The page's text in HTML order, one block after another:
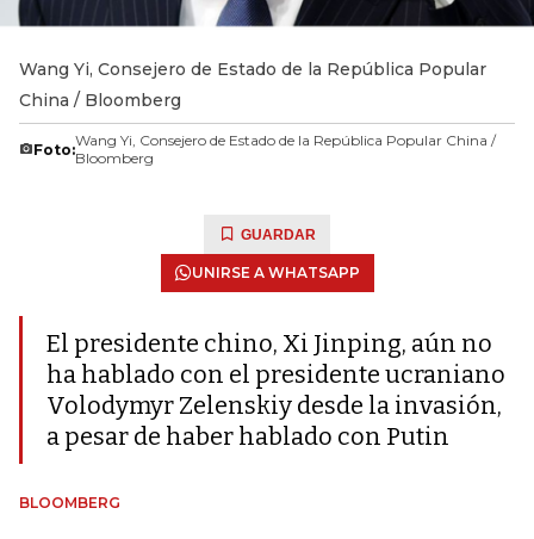
Wang Yi, Consejero de Estado de la República Popular
China / Bloomberg
Foto:Wang Yi, Consejero de Estado de la República Popular China /
Bloomberg
GUARDAR
UNIRSE A WHATSAPP
El presidente chino, Xi Jinping, aún no
ha hablado con el presidente ucraniano
Volodymyr Zelenskiy desde la invasión,
a pesar de haber hablado con Putin
BLOOMBERG